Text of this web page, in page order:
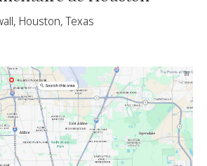
Houston, Texas